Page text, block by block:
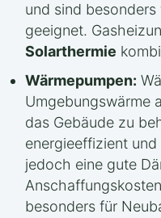
und sind
geeignet.
Solarthermie
Wärmepumpen:
Umgebungswärme
das Gebäude zu
energieeffizient
jedoch eine gute
besonders für